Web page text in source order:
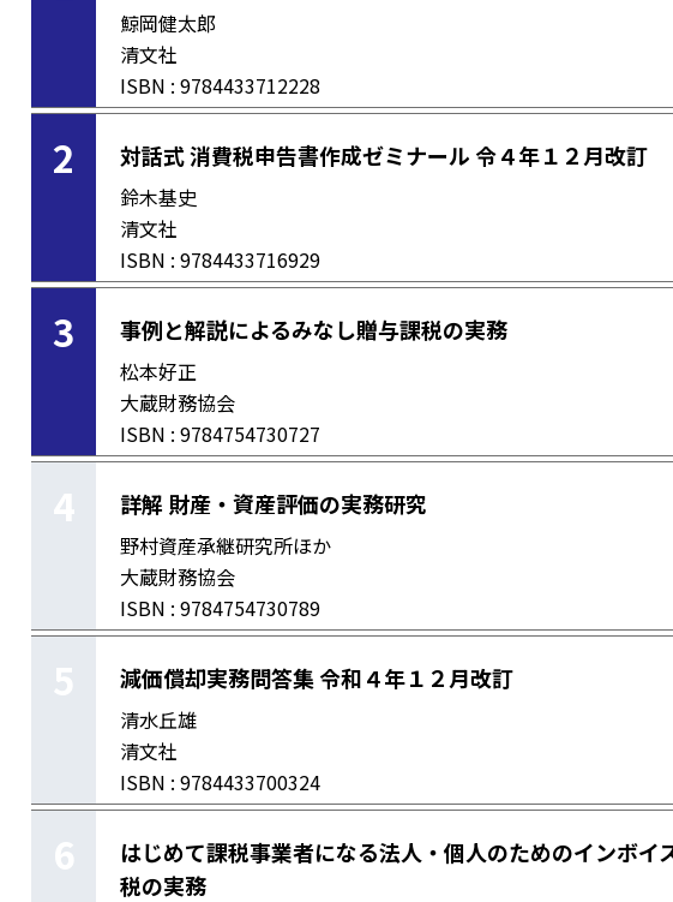
鯨岡健太郎
清文社
ISBN : 9784433712228
2 対話式 消費税申告書作成ゼミナール 令４年１２月改訂
鈴木基史
清文社
ISBN : 9784433716929
3 事例と解説によるみなし贈与課税の実務
松本好正
大蔵財務協会
ISBN : 9784754730727
4 詳解 財産・資産評価の実務研究
野村資産承継研究所ほか
大蔵財務協会
ISBN : 9784754730789
5 減価償却実務問答集 令和４年１２月改訂
清水丘雄
清文社
ISBN : 9784433700324
6
はじめて課税事業者になる法人・個人のためのインボイ
税の実務